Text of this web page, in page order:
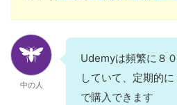
中の人
Udemyは頻繁に８
していて、定期的
で購入できます